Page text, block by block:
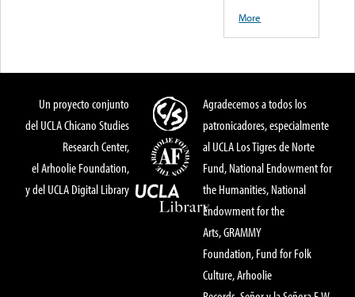
More
Un proyecto conjunto
del UCLA Chicano Studies
Research Center,
el Arhoolie Foundation,
y del UCLA Digital Library
Agradecemos a todos los
patronicadores, especialmente
al UCLA Los Tigres de Norte
Fund, National Endowment for
the Humanities, National
Endowment for the
Arts, GRAMMY
Foundation, Fund for Folk
Culture, Arhoolie